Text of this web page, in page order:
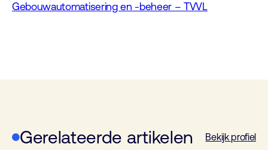
Gebouwautomatisering en -beheer – TVVL
Gerelateerde artikelen Bekijk profiel